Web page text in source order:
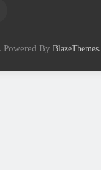
Powered By BlazeThemes.